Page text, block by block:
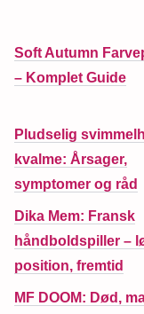
Soft Autumn
– Komplet Guide
Pludselig
kvalme: Årsager,
symptomer og råd
Dika Mem: Fransk
håndboldspiller –
position, fremtid
MF DOOM: Død,